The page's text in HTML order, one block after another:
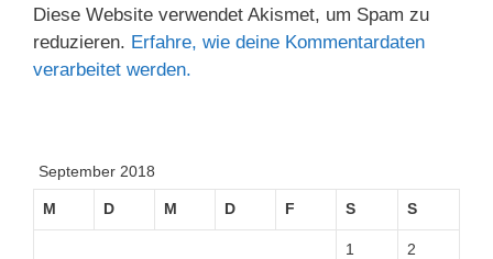
Diese Website verwendet Akismet, um Spam zu
reduzieren. Erfahre, wie deine Kommentardaten
verarbeitet werden.
September 2018
M D M D F S S
1 2